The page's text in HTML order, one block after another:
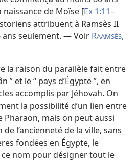
naissance de Moïse [Ex 1:11–
attribuent à Ramsès II
ans seulement. — Voir RAAMSÈS,
la raison du parallèle fait entre
” et le “ pays d’Égypte ”, en
accomplis par Jéhovah. On
la possibilité d’un lien entre
Pharaon, mais on peut aussi
l’ancienneté de la ville, sans
fondées en Égypte, le
nom pour désigner tout le